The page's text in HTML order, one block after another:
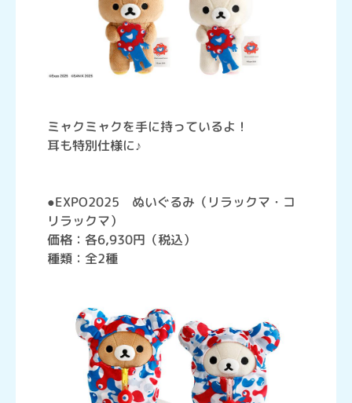
ミャクミャクを手に持っているよ！
耳も特別仕様に♪
●EXPO2025 ぬいぐるみ（リラックマ・コ
リラックマ）
価格：各6,930円（税込）
種類：全2種